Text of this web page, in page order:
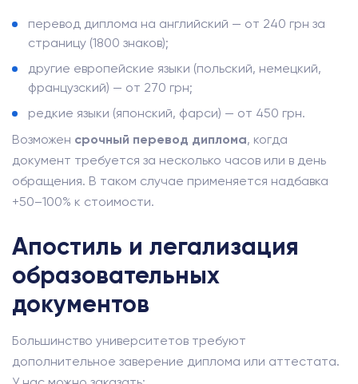
перевод диплома на английский — от 240 грн за
страницу (1800 знаков);
другие европейские языки (польский, немецкий,
французский) — от 270 грн;
редкие языки (японский, фарси) — от 450 грн.
Возможен срочный перевод диплома, когда
документ требуется за несколько часов или в день
обращения. В таком случае применяется надбавка
+50–100% к стоимости.
Апостиль и легализация
образовательных
документов
Большинство университетов требуют
дополнительное заверение диплома или аттестата.